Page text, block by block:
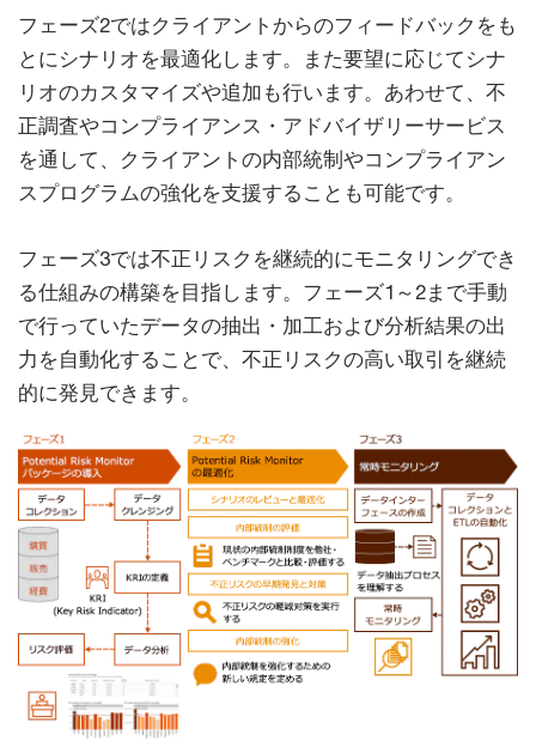
フェーズ2ではクライアントからのフィードバックをも
とにシナリオを最適化します。また要望に応じてシナ
リオのカスタマイズや追加も行います。あわせて、不
正調査やコンプライアンス・アドバイザリーサービス
を通して、クライアントの内部統制やコンプライアン
スプログラムの強化を支援することも可能です。
フェーズ3では不正リスクを継続的にモニタリングでき
る仕組みの構築を目指します。フェーズ1～2まで手動
で行っていたデータの抽出・加工および分析結果の出
力を自動化することで、不正リスクの高い取引を継続
的に発見できます。